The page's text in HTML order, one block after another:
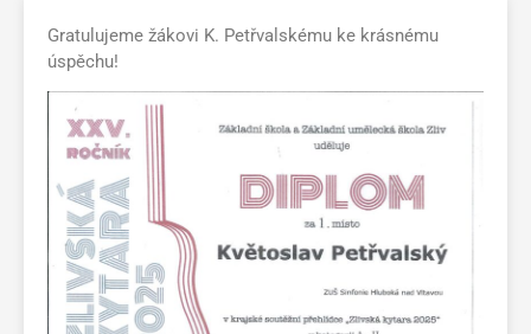
Gratulujeme žákovi K. Petřvalskému ke krásnému
úspěchu!